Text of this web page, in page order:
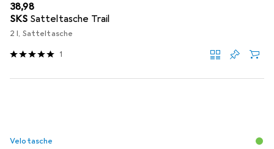
EUR
38,98
SKS Satteltasche Trail
2 l, Satteltasche
1
Velotasche